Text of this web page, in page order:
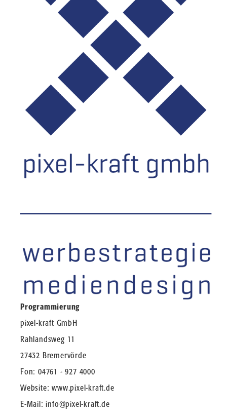
Programmierung
pixel-kraft GmbH
Rahlandsweg 11
27432 Bremervörde
Fon: 04761 - 927 4000
Website:www.pixel-kraft.de
E-Mail:info@pixel-kraft.de